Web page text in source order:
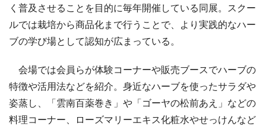
く普及させることを目的に毎年開催している同展。スクー
ルでは栽培から商品化まで行うことで、より実践的なハー
ブの学び場として認知が広まっている。
会場では会員らが体験コーナーや販売ブースでハーブの
特徴や活用法などを紹介。身近なハーブを使ったサラダや
姿蒸し、「雲南百薬巻き」や「ゴーヤの松前あえ」などの
料理コーナー、ローズマリーエキス化粧水やせっけんなど